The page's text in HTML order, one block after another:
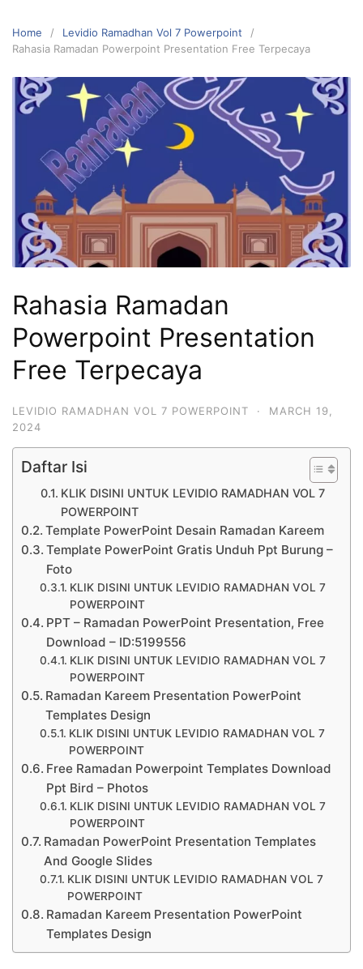
Home
Levidio Ramadhan Vol 7 Powerpoint
Rahasia Ramadan Powerpoint Presentation Free Terpecaya
Rahasia Ramadan
Powerpoint Presentation
Free Terpecaya
LEVIDIO RAMADHAN VOL 7 POWERPOINT ·
MARCH 19,
2024
Daftar Isi
KLIK DISINI UNTUK LEVIDIO RAMADHAN VOL 7
POWERPOINT
Template PowerPoint Desain Ramadan Kareem
Template PowerPoint Gratis Unduh Ppt Burung –
Foto
KLIK DISINI UNTUK LEVIDIO RAMADHAN VOL 7
POWERPOINT
PPT – Ramadan PowerPoint Presentation, Free
Download – ID:5199556
KLIK DISINI UNTUK LEVIDIO RAMADHAN VOL 7
POWERPOINT
Ramadan Kareem Presentation PowerPoint
Templates Design
KLIK DISINI UNTUK LEVIDIO RAMADHAN VOL 7
POWERPOINT
Free Ramadan Powerpoint Templates Download
Ppt Bird – Photos
KLIK DISINI UNTUK LEVIDIO RAMADHAN VOL 7
POWERPOINT
Ramadan PowerPoint Presentation Templates
And Google Slides
KLIK DISINI UNTUK LEVIDIO RAMADHAN VOL 7
POWERPOINT
Ramadan Kareem Presentation PowerPoint
Templates Design